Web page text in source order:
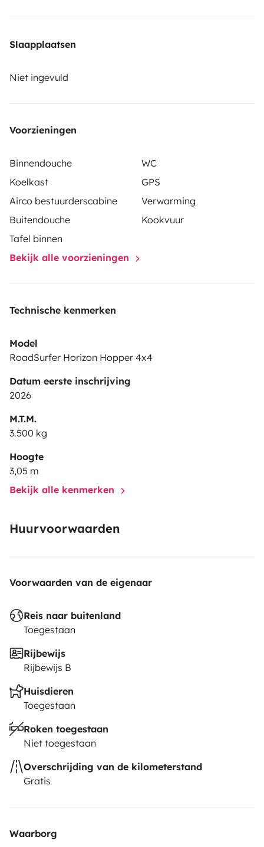
The renter must take out their own liability, collision
applies on a secondary basis, supplementing the
Slaapplaatsen
Niet ingevuld
Voorzieningen
Binnendouche
WC
Koelkast
GPS
Airco bestuurderscabine
Verwarming
Buitendouche
Kookvuur
Tafel binnen
Bekijk alle voorzieningen
Technische kenmerken
Model
RoadSurfer Horizon Hopper 4x4
Datum eerste inschrijving
2026
M.T.M.
3.500 kg
Hoogte
3,05 m
Bekijk alle kenmerken
Huurvoorwaarden
Voorwaarden van de eigenaar
Reis naar buitenland
Toegestaan
Rijbewijs
Rijbewijs B
Huisdieren
Toegestaan
Roken toegestaan
Niet toegestaan
Overschrijding van de kilometerstand
Gratis
Waarborg